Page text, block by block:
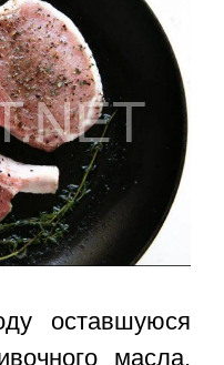
оставшуюся
масла,